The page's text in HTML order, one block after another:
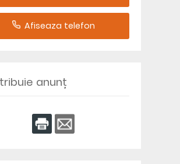
Afiseaza telefon
anunț